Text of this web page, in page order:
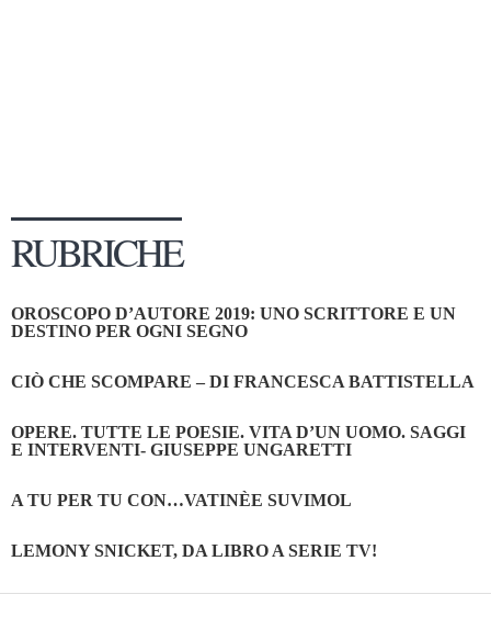
Tabù Festival 2014
A Tutto Volume
Marketing
RUBRICHE
OROSCOPO D’AUTORE 2019: UNO SCRITTORE E UN
DESTINO PER OGNI SEGNO
CIÒ CHE SCOMPARE – DI FRANCESCA BATTISTELLA
OPERE. TUTTE LE POESIE. VITA D’UN UOMO. SAGGI
E INTERVENTI- GIUSEPPE UNGARETTI
A TU PER TU CON…VATINÈE SUVIMOL
LEMONY SNICKET, DA LIBRO A SERIE TV!